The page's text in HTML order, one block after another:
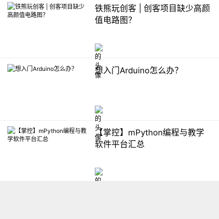
铁熊玩创客 | 创客项目缺少高颜
值电路图？
想入门Arduino怎么办？
【掌控】mPython编程与教学
软件平台汇总